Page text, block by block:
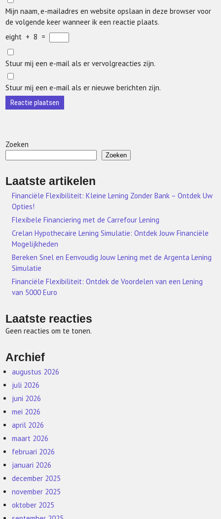
Mijn naam, e-mailadres en website opslaan in deze browser voor
de volgende keer wanneer ik een reactie plaats.
eight + 8 =
Stuur mij een e-mail als er vervolgreacties zijn.
Stuur mij een e-mail als er nieuwe berichten zijn.
Zoeken
Zoeken
Laatste artikelen
Financiële Flexibiliteit: Kleine Lening Zonder Bank – Ontdek Uw
Opties!
Flexibele Financiering met de Carrefour Lening
Crelan Hypothecaire Lening Simulatie: Ontdek Jouw Financiële
Mogelijkheden
Bereken Snel en Eenvoudig Jouw Lening met de Argenta Lening
Simulatie
Financiële Flexibiliteit: Ontdek de Voordelen van een Lening
van 5000 Euro
Laatste reacties
Geen reacties om te tonen.
Archief
augustus 2026
juli 2026
juni 2026
mei 2026
april 2026
maart 2026
februari 2026
januari 2026
december 2025
november 2025
oktober 2025